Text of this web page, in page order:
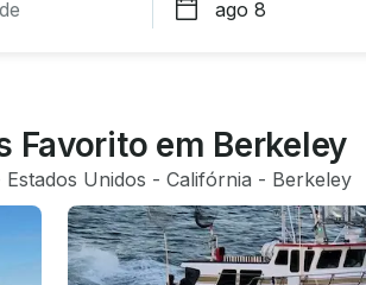
Favorito em Berkeley
Estados Unidos - Califórnia - Berkeley